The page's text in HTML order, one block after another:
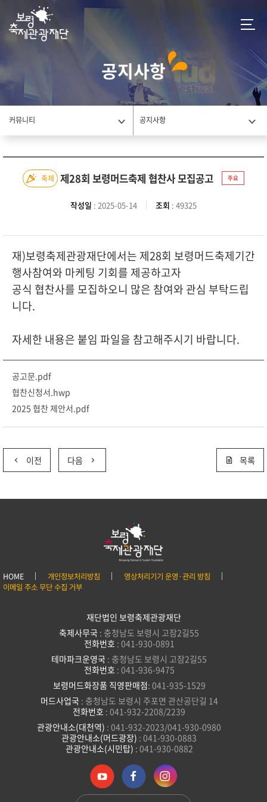
공지사항
커뮤니티 공지사항
축제 제28회 보령머드축제 협찬사 모집공고 주요
작성일 : 2025-05-14 조회 : 49325
재)보령축제관광재단에서는 제28회 보령머드축제기간
행사참여와 마케팅 기회를 제공하고자
공식 협찬사를 모집하오니 많은 참여와 관심 부탁드립
니다.
자세한 내용은 붙임 파일을 참고해주시기 바랍니다.
공고문.pdf
협찬신청서.hwp
2025 협찬 제안서.pdf
이전 다음 목록
HOME 개인정보처리방침
영상처리기기 운영·관리 방침
이메일 주소 무단 수집 거부
재단법인 보령축제관광재단
축제사무국 : 충청남도 보령시 고잠2길55
전화번호 : 041-930-0891
테마파크운영국 : 충청남도 보령시 고잠2길55
전화번호 : 041-936-9475
보령머드화장품 직영판매점: 041-935-1529
머드사업국 : 충청남도 보령시 주포면 관산공단길 14
전화번호 : 041-932-2208/2239
관광안내소(대천역) : 041-932-2023/041-930-0980
관광안내소(머드광장) : 041-930-0883
관광안내소(시민탑) : 041-930-0882